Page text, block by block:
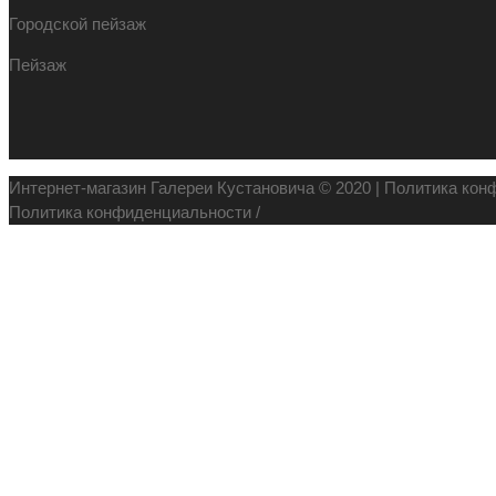
Городской пейзаж
Пейзаж
Интернет-магазин Галереи Кустановича © 2020 | Политика
Политика конфиденциальности /